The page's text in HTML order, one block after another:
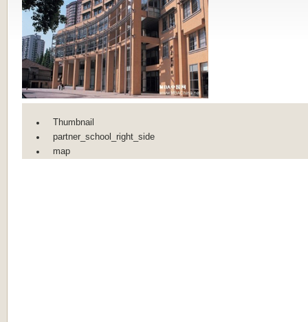
Thumbnail
partner_school_right_side
map